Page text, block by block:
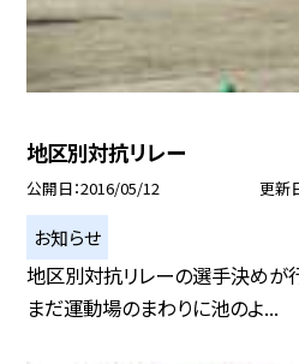
地区別対抗リレー
公開日 2016/05/12 更新
お知らせ
地区別対抗リレーの選手決めが
まだ運動場のまわりに池のよ...